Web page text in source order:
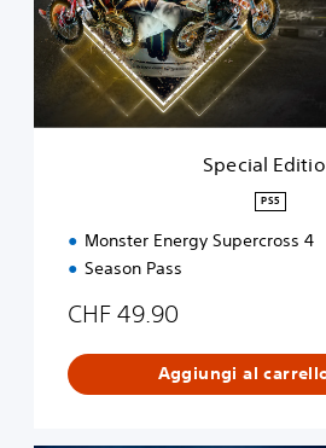
i
Special
PS5
Monster Energy Supercross 4
Season Pass
CHF 49.90
Aggiungi al